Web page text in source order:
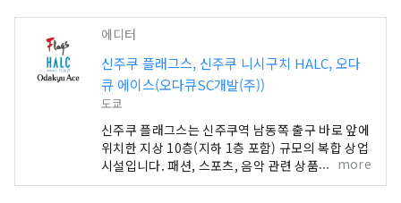
에디터
신주쿠 플래그스, 신주쿠 니시구치 HALC, 오다
큐 에이스(오다큐SC개발(주))
도쿄
신주쿠 플래그스는 신주쿠역 남동쪽 출구 바로 앞에
위치한 지상 10층(지하 1층 포함) 규모의 복합 상업
시설입니다. 패션, 스포츠, 음악 관련 상품을 중심으
로 GAP, 유니클로, 오슈만스, 타워 레코드 등의 매
more